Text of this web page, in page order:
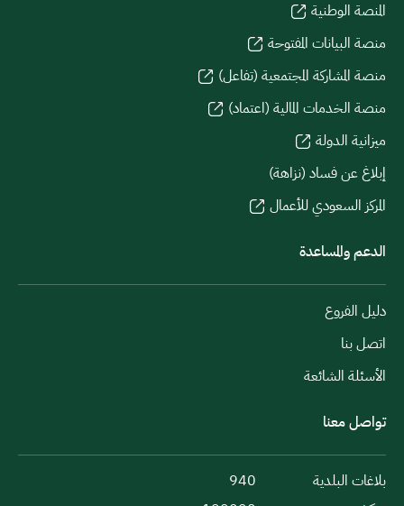
المنصة الوطنية
منصة البيانات المفتوحة
منصة المشاركة المجتمعية (تفاعل)
منصة الخدمات المالية (اعتماد)
ميزانية الدولة
إبلاغ عن فساد (نزاهة)
المركز السعودي للأعمال
الدعم والمساعدة
دليل الفروع
اتصل بنا
الأسئلة الشائعة
تواصل معنا
بلاغات البلدية
940